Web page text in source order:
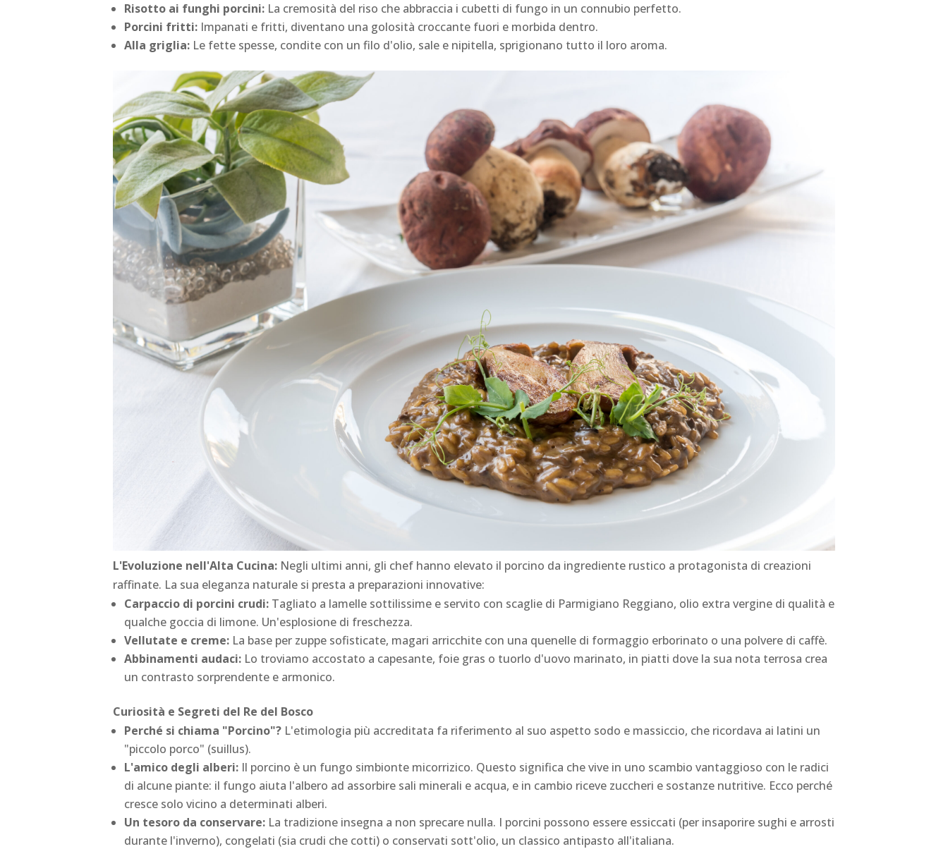
Risotto ai funghi porcini: La cremosità del riso che abbraccia i cubetti di fungo in un connubio perfetto.
Porcini fritti: Impanati e fritti, diventano una golosità croccante fuori e morbida dentro.
Alla griglia: Le fette spesse, condite con un filo d'olio, sale e nipitella, sprigionano tutto il loro aroma.
L'Evoluzione nell'Alta Cucina: Negli ultimi anni, gli chef hanno elevato il porcino da ingrediente rustico a protagonista di creazioni
raffinate. La sua eleganza naturale si presta a preparazioni innovative:
Carpaccio di porcini crudi: Tagliato a lamelle sottilissime e servito con scaglie di Parmigiano Reggiano, olio extra vergine di qualità e
qualche goccia di limone. Un'esplosione di freschezza.
Vellutate e creme: La base per zuppe sofisticate, magari arricchite con una quenelle di formaggio erborinato o una polvere di caffè.
Abbinamenti audaci: Lo troviamo accostato a capesante, foie gras o tuorlo d'uovo marinato, in piatti dove la sua nota terrosa crea
un contrasto sorprendente e armonico.
Curiosità e Segreti del Re del Bosco
Perché si chiama "Porcino"? L'etimologia più accreditata fa riferimento al suo aspetto sodo e massiccio, che ricordava ai latini un
"piccolo porco" (suillus).
L'amico degli alberi: Il porcino è un fungo simbionte micorrizico. Questo significa che vive in uno scambio vantaggioso con le radici
di alcune piante: il fungo aiuta l'albero ad assorbire sali minerali e acqua, e in cambio riceve zuccheri e sostanze nutritive. Ecco perché
cresce solo vicino a determinati alberi.
Un tesoro da conservare: La tradizione insegna a non sprecare nulla. I porcini possono essere essiccati (per insaporire sughi e arrosti
durante l'inverno), congelati (sia crudi che cotti) o conservati sott'olio, un classico antipasto all'italiana.